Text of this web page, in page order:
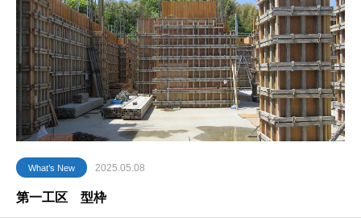
What’s New 2025.05.08
第一工区 型枠